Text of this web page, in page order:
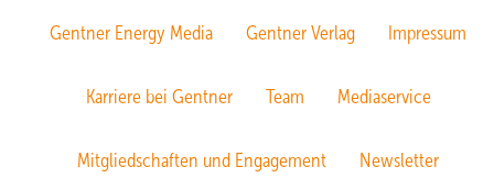
Gentner Energy Media Gentner Verlag Impressum
Karriere bei Gentner Team Mediaservice
Mitgliedschaften und Engagement Newsletter